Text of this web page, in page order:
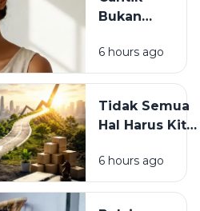
Sekadar
Kenyang,
Sehat
Bukan
Tentang
Penampilan:
yang
Membuat
Bersinar
6 hours ago
Tidak Semua
Hal Harus Kita
Ini: Belajar
Berdamai
6 hours ago